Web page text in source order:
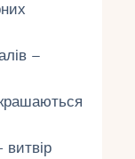
–
витвір